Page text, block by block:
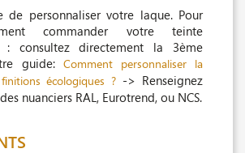
de personnaliser votre laque. Pour
commander votre teinte
: consultez directement la 3ème
guide: Comment personnaliser la
écologiques ? -> Renseignez
nuanciers RAL, Eurotrend, ou NCS.